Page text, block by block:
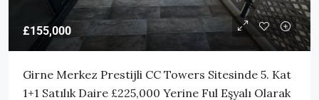
£155,000
Girne Merkez Prestijli CC Towers Sitesinde 5. Kat
1+1 Satılık Daire £225,000 Yerine Ful Eşyalı Olarak